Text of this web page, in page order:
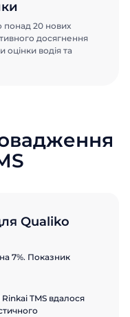
понад 20 нових
досягнення
водія та
Qualiko
7%. Показник
TMS вдалося